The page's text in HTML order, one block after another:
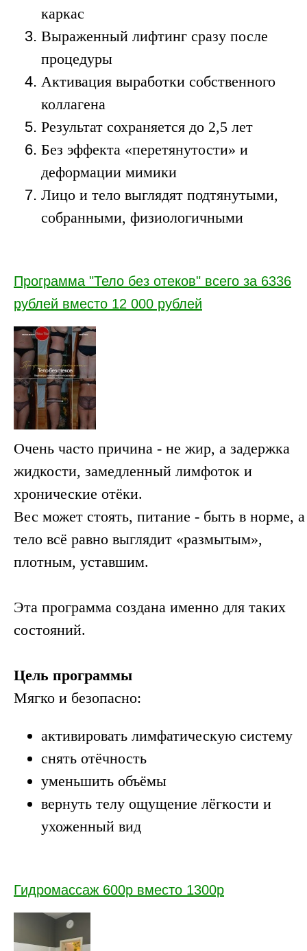
каркас
Выраженный лифтинг сразу после
процедуры
Активация выработки собственного
коллагена
Результат сохраняется до 2,5 лет
Без эффекта «перетянутости» и
деформации мимики
Лицо и тело выглядят подтянутыми,
собранными, физиологичными
Программа "Тело без отеков" всего за 6336
рублей вместо 12 000 рублей
Очень часто причина - не жир, а задержка
жидкости, замедленный лимфоток и
хронические отёки.
Вес может стоять, питание - быть в норме, а
тело всё равно выглядит «размытым»,
плотным, уставшим.
Эта программа создана именно для таких
состояний.
Цель программы
Мягко и безопасно:
активировать лимфатическую систему
снять отёчность
уменьшить объёмы
вернуть телу ощущение лёгкости и
ухоженный вид
Гидромассаж 600р вместо 1300р